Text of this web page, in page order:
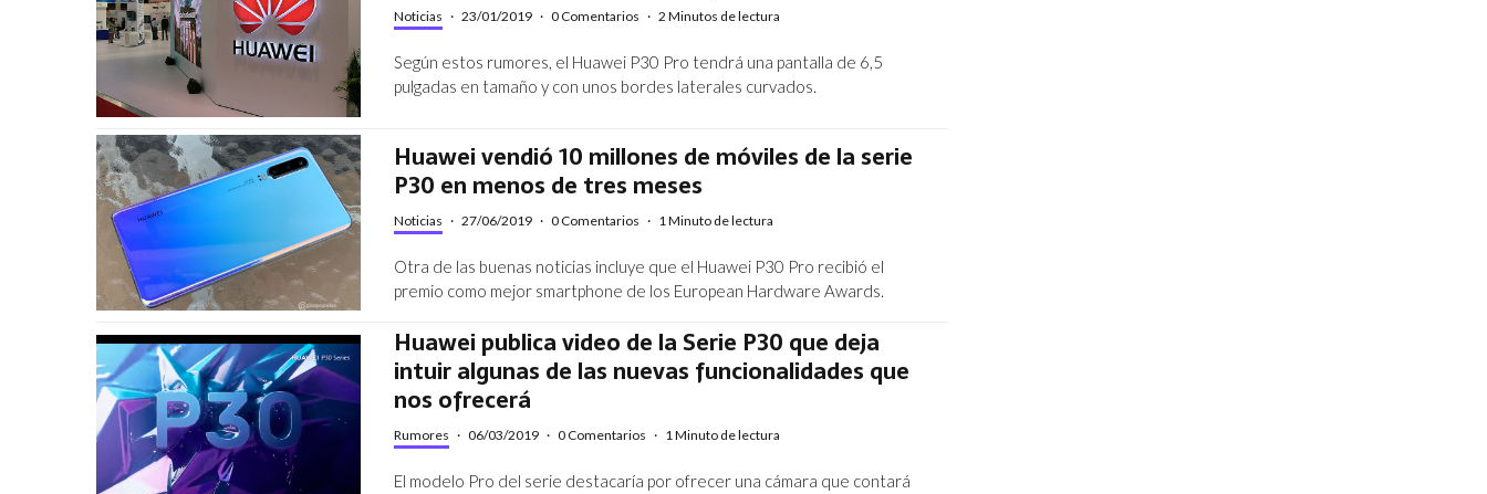
Noticias · 23/01/2019 · 0 Comentarios · 2 Minutos de lectura
Según estos rumores, el Huawei P30 Pro tendrá una pantalla de 6,5
pulgadas en tamaño y con unos bordes laterales curvados.
Huawei vendió 10 millones de móviles de la serie
P30 en menos de tres meses
Noticias · 27/06/2019 · 0 Comentarios · 1 Minuto de lectura
Otra de las buenas noticias incluye que el Huawei P30 Pro recibió el
premio como mejor smartphone de los European Hardware Awards.
Huawei publica video de la Serie P30 que deja
intuir algunas de las nuevas funcionalidades que
nos ofrecerá
Rumores · 06/03/2019 · 0 Comentarios · 1 Minuto de lectura
El modelo Pro del serie destacaría por ofrecer una cámara que contará